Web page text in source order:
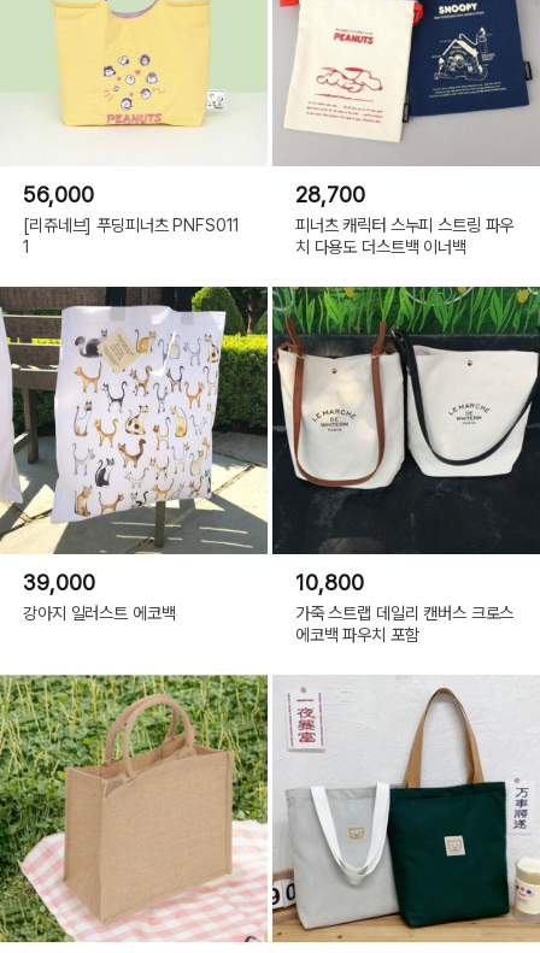
56,000
[리쥬네브] 푸딩피너츠 PNFS011
1
28,700
피너츠 캐릭터 스누피 스트링 파우
치 다용도 더스트백 이너백
39,000
강아지 일러스트 에코백
10,800
가죽 스트랩 데일리 캔버스 크로스
에코백 파우치 포함